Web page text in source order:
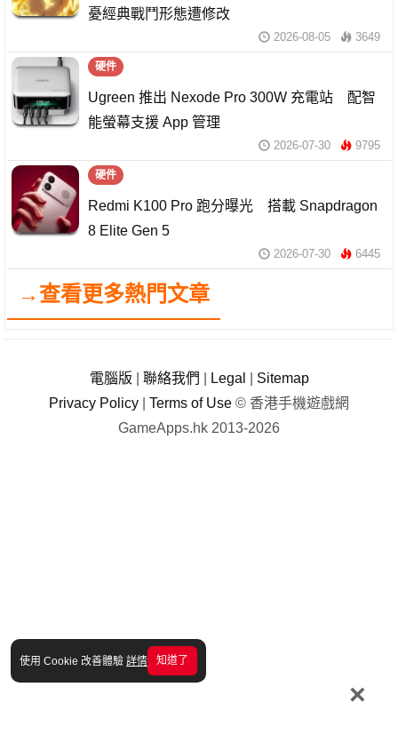
使用 Cookie 改善體驗 詳情 知道了
×
憂經典戰鬥形態遭修改
2026-08-05 3649
硬件
Ugreen 推出 Nexode Pro 300W 充電站 配智
能螢幕支援 App 管理
2026-07-30 9795
硬件
Redmi K100 Pro 跑分曝光 搭載 Snapdragon
8 Elite Gen 5
2026-07-30 6445
→查看更多熱門文章
電腦版 聯絡我們 Legal
Sitemap
Privacy Policy
Terms of Use © 香港手機遊戲網
GameApps.hk 2013-2026